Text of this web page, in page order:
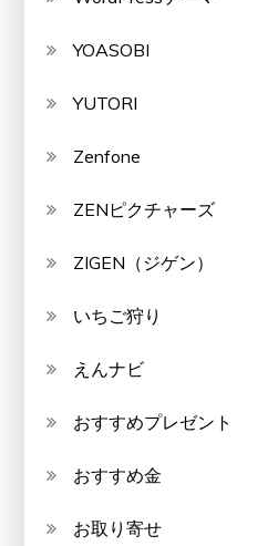
YOASOBI
YUTORI
Zenfone
ZENピクチャーズ
ZIGEN（ジゲン）
いちご狩り
えんナビ
おすすめプレゼント
おすすめ金
お取り寄せ